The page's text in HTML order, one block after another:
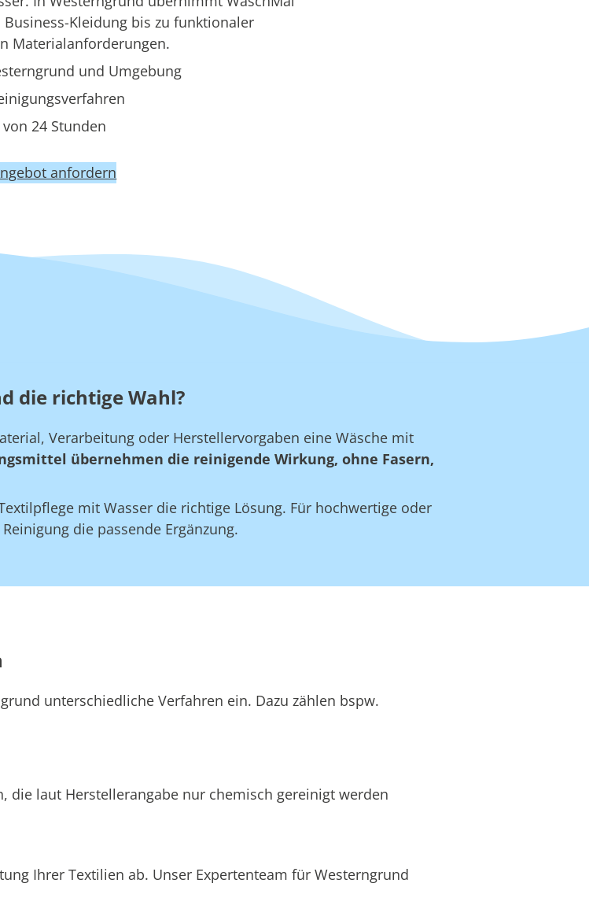
Kleidung bis zu funktionaler
Materialanforderungen.
und Umgebung
24 Stunden
anfordern
die richtige Wahl?
Verarbeitung oder Herstellervorgaben eine Wäsche mit
übernehmen die reinigende Wirkung, ohne Fasern,
mit Wasser die richtige Lösung. Für hochwertige oder
die passende Ergänzung.
unterschiedliche Verfahren ein. Dazu zählen bspw.
die laut Herstellerangabe nur chemisch gereinigt werden
Ihrer Textilien ab. Unser Expertenteam für Westerngrund